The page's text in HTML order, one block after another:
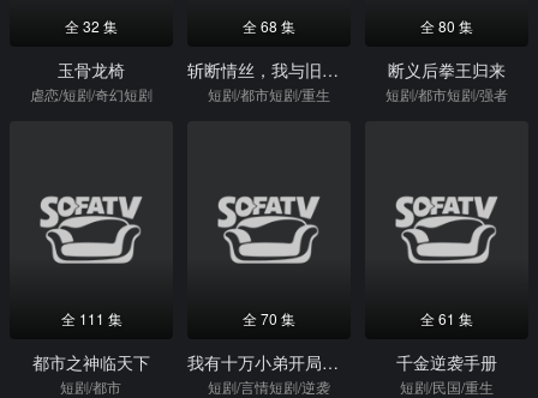
全 32 集
玉骨龙椅
虐恋/短剧/奇幻短剧
全 68 集
斩断情丝，我与旧事归于尽
短剧/都市短剧/重生
全 80 集
断义后拳王归来
短剧/都市短剧/强者
全 111 集
都市之神临天下
短剧/都市
全 70 集
我有十万小弟开局闯入电子厂
短剧/言情短剧/逆袭
全 61 集
千金逆袭手册
短剧/民国/重生